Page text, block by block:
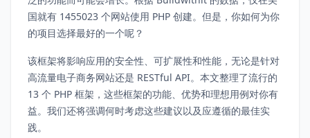
国就有 1455023 个网站使用 PHP 创建。但是，你如何为你
的项目选择最好的一个呢？
该框架将影响应用的安全性、可扩展性和性能，无论是针对
高流量电子商务网站还是 RESTful API。本文整理了流行的
13 个 PHP 框架，这些框架的功能、优势和理想用例对你有
益。我们还将强调何时考虑这些建议以及应遵循的最佳实
践。